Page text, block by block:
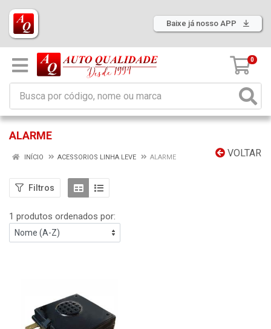
Baixe já nosso APP
0
ALARME
VOLTAR
INÍCIO ACESSORIOS LINHA LEVE ALARME
Filtros
1 produtos ordenados por: